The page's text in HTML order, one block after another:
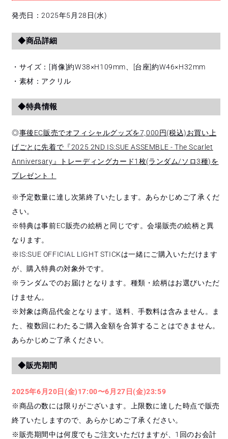
発売日：2025年5月28日(水)
◆商品詳細
・サイズ：[肖像]約W38×H109mm、[台座]約W46×H32mm
・素材：アクリル
◆特典情報
◎事後EC販売でオフィシャルグッズを7,000円(税込)お買い上
げごとに先着で『2025 2ND IS:SUE ASSEMBLE - The Scarlet
Anniversary』トレーディングカード1枚(ランダム/ソロ3種)を
プレゼント！
※予定数量に達し次第終了いたします。あらかじめご了承くだ
さい。
※特典は事前EC販売の絵柄と同じです。会場販売の絵柄と異
なります。
※IS:SUE OFFICIAL LIGHT STICKは一緒にご購入いただけます
が、購入特典の対象外です。
※ランダムでのお届けとなります。種類・絵柄はお選びいただ
けません。
※対象は商品代金となります。送料、手数料は含みません。ま
た、複数回にわたるご購入金額を合算することはできません。
あらかじめご了承ください。
◆販売期間
2025年6月20日(金)17:00〜6月27日(金)23:59
※商品の数には限りがございます。上限数に達した時点で販売
終了いたしますので、あらかじめご了承ください。
※販売期間中は何度でもご注文いただけますが、1回のお会計